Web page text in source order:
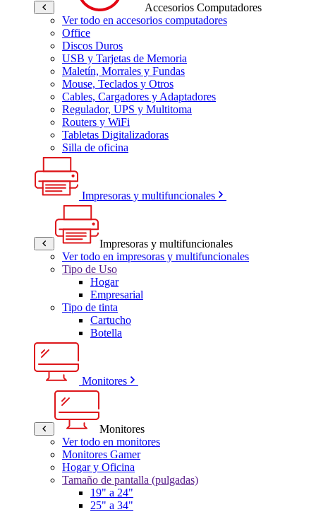
Accesorios Computadores
Ver todo en accesorios computadores
Office
Discos Duros
USB y Tarjetas de Memoria
Maletín, Morrales y Fundas
Mouse, Teclados y Otros
Cables, Cargadores y Adaptadores
Regulador, UPS y Multitoma
Routers y WiFi
Tabletas Digitalizadoras
Silla de oficina
Impresoras y multifuncionales
Impresoras y multifuncionales
Ver todo en impresoras y multifuncionales
Tipo de Uso
Hogar
Empresarial
Tipo de tinta
Cartucho
Botella
Monitores
Monitores
Ver todo en monitores
Monitores Gamer
Hogar y Oficina
Tamaño de pantalla (pulgadas)
19" a 24"
25" a 34"